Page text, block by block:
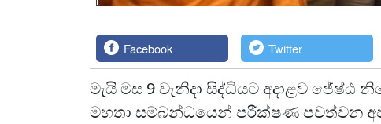
Facebook Twitter
මැයි මස 9 වැනිදා සිද්ධියට අදාළව
මහතා සම්බන්ධයෙන් පරීක්ෂණ පවත්වන